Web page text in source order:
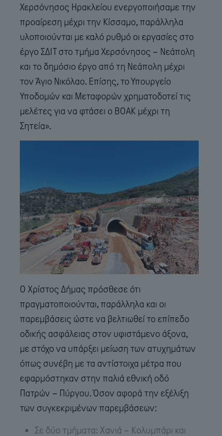
Χερσόνησος Ηρακλείου ενεργοποιήσαμε την
προαίρεση μέχρι την Κίσσαμο, παράλληλα
υλοποιούνται με καλό ρυθμό οι εργασίες στο
έργο ΣΔΙΤ στο τμήμα Χερσόνησος – Νεάπολη
και το δημόσιο έργο από τη Νεάπολη μέχρι
τον Άγιο Νικόλαο. Επίσης, το Υπουργείο
Υποδομών και Μεταφορών χρηματοδοτεί τις
μελέτες για να φτάσει ο ΒΟΑΚ μέχρι τη
Σητεία».
Ο Χρίστος Δήμας πρόσθεσε ότι
πραγματοποιούνται, παράλληλα και οι
παρεμβάσεις ώστε να βελτιωθεί το επίπεδο
οδικής ασφάλειας στον υφιστάμενο άξονα,
με στόχο να υπάρξει μείωση των ατυχημάτων
όπως συνέβη με τα αντίστοιχα μέτρα που
εφαρμόστηκαν στην παλιά εθνική οδό
Πατρών – Πύργου. Όσον αφορά την εξέλιξη
των συγκεκριμένων παρεμβάσεων:
Σε δύο τμήματα: Χανιά – Κολυμπάρι και